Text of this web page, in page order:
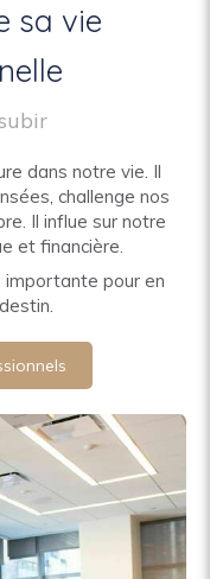
sa vie
dans notre vie. Il
challenge nos
Il influe sur notre
et financière.
pour en